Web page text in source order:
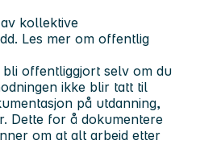
kollektive
Les mer om offentlig
offentliggjort selv om du
ikke blir tatt til
på utdanning,
Dette for å dokumentere
om at alt arbeid etter